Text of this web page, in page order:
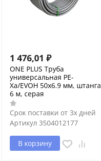
1 476,01 ₽
ONE PLUS Труба
универсальная PE-
Xa/EVOH 50x6.9 мм, штанга
6 м, серая
Срок поставки от 3х дней
Артикул 3504012177
В корзину